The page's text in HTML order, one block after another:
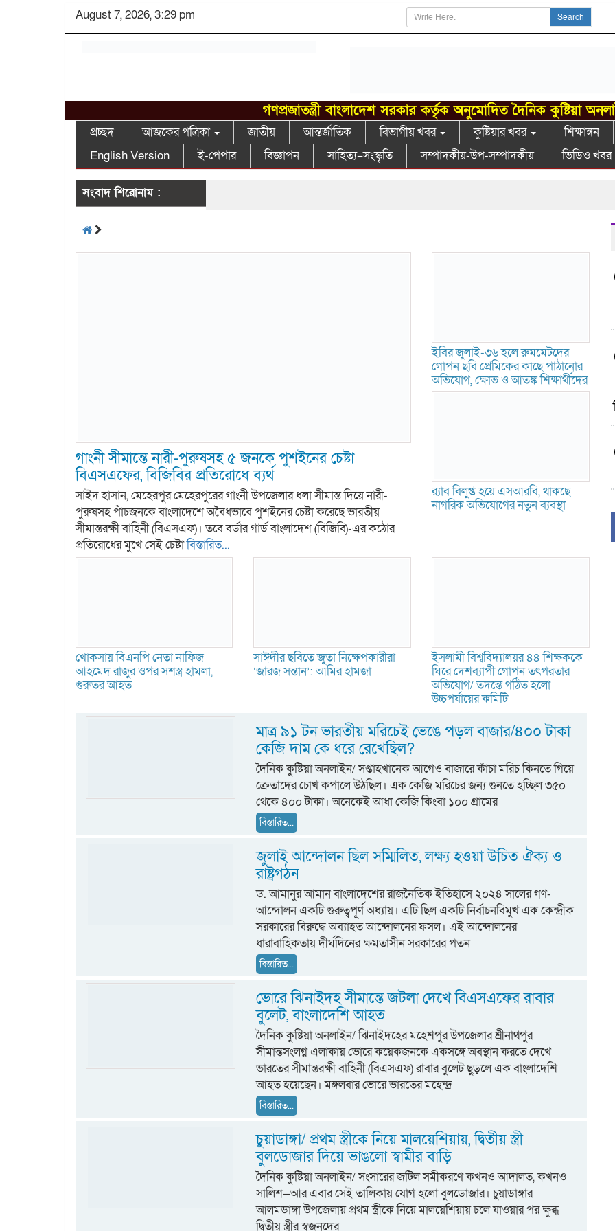
August 7, 2026, 3:29 pm Search
গণপ্রজাতন্ত্রী বাংলাদেশ সরকার কর্তৃক অনুমোদিত দৈনিক কুষ্টিয়া
প্রচ্ছদ আজকের পত্রিকা জাতীয় আন্তর্জাতিক বিভাগীয় খবর কুষ্টিয়ার খবর শিক্ষাঙ্গন
English Version
ই-পেপার বিজ্ঞাপন সাহিত্য–সংস্কৃতি সম্পাদকীয়-উপ-সম্পাদকীয় ভিডিও খবর
সংবাদ শিরোনাম :
গাংনী সীমান্তে নারী-পুরুষসহ ৫ জনকে পুশইনের চেষ্টা
বিএসএফের, বিজিবির প্রতিরোধে ব্যর্থ
সাইদ হাসান, মেহেরপুর মেহেরপুরের গাংনী উপজেলার ধলা সীমান্ত দিয়ে নারী-
পুরুষসহ পাঁচজনকে বাংলাদেশে অবৈধভাবে পুশইনের চেষ্টা করেছে ভারতীয়
সীমান্তরক্ষী বাহিনী (বিএসএফ)। তবে বর্ডার গার্ড বাংলাদেশ (বিজিবি)-এর কঠোর
প্রতিরোধের মুখে সেই চেষ্টাবিস্তারিত...
ইবির জুলাই-৩৬ হলে রুমমেটদের
গোপন ছবি প্রেমিকের কাছে পাঠানোর
অভিযোগ, ক্ষোভ ও আতঙ্ক শিক্ষার্থীদের
র‍্যাব বিলুপ্ত হয়ে এসআরবি, থাকছে
নাগরিক অভিযোগের নতুন ব্যবস্থা
খোকসায় বিএনপি নেতা নাফিজ
আহমেদ রাজুর ওপর সশস্ত্র হামলা,
গুরুতর আহত
সাঈদীর ছবিতে জুতা নিক্ষেপকারীরা
‘জারজ সন্তান’: আমির হামজা
ইসলামী বিশ্ববিদ্যালয়র ৪৪ শিক্ষককে
ঘিরে দেশব্যাপী গোপন তৎপরতার
অভিযোগ/ তদন্তে গঠিত হলো
উচ্চপর্যায়ের কমিটি
মাত্র ৯১ টন ভারতীয় মরিচেই ভেঙে পড়ল বাজার/৪০০ টাকা
কেজি দাম কে ধরে রেখেছিল?
দৈনিক কুষ্টিয়া অনলাইন/ সপ্তাহখানেক আগেও বাজারে কাঁচা মরিচ কিনতে গিয়ে
ক্রেতাদের চোখ কপালে উঠছিল। এক কেজি মরিচের জন্য গুনতে হচ্ছিল ৩৫০
থেকে ৪০০ টাকা। অনেকেই আধা কেজি কিংবা ১০০ গ্রামের
বিস্তারিত...
জুলাই আন্দোলন ছিল সম্মিলিত, লক্ষ্য হওয়া উচিত ঐক্য ও
রাষ্ট্রগঠন
ড. আমানুর আমান বাংলাদেশের রাজনৈতিক ইতিহাসে ২০২৪ সালের গণ-
আন্দোলন একটি গুরুত্বপূর্ণ অধ্যায়। এটি ছিল একটি নির্বাচনবিমুখ এক কেন্দ্রীক
সরকারের বিরুদ্ধে অব্যাহত আন্দোলনের ফসল। এই আন্দোলনের
ধারাবাহিকতায় দীর্ঘদিনের ক্ষমতাসীন সরকারের পতন
বিস্তারিত...
ভোরে ঝিনাইদহ সীমান্তে জটলা দেখে বিএসএফের রাবার
বুলেট, বাংলাদেশি আহত
দৈনিক কুষ্টিয়া অনলাইন/ ঝিনাইদহের মহেশপুর উপজেলার শ্রীনাথপুর
সীমান্তসংলগ্ন এলাকায় ভোরে কয়েকজনকে একসঙ্গে অবস্থান করতে দেখে
ভারতের সীমান্তরক্ষী বাহিনী (বিএসএফ) রাবার বুলেট ছুড়লে এক বাংলাদেশি
আহত হয়েছেন। মঙ্গলবার ভোরে ভারতের মহেন্দ্র
বিস্তারিত...
চুয়াডাঙ্গা/ প্রথম স্ত্রীকে নিয়ে মালয়েশিয়ায়, দ্বিতীয় স্ত্রী
বুলডোজার দিয়ে ভাঙলো স্বামীর বাড়ি
দৈনিক কুষ্টিয়া অনলাইন/ সংসারের জটিল সমীকরণে কখনও আদালত, কখনও
সালিশ—আর এবার সেই তালিকায় যোগ হলো বুলডোজার। চুয়াডাঙ্গার
আলমডাঙ্গা উপজেলায় প্রথম স্ত্রীকে নিয়ে মালয়েশিয়ায় চলে যাওয়ার পর ক্ষুব্ধ
দ্বিতীয় স্ত্রীর স্বজনদের